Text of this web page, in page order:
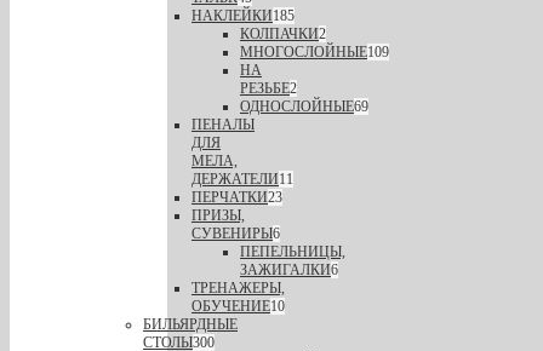
НАКЛЕЙКИ185
КОЛПАЧКИ2
МНОГОСЛОЙНЫЕ109
НА
РЕЗЬБЕ2
ОДНОСЛОЙНЫЕ69
ПЕНАЛЫ
ДЛЯ
МЕЛА,
ДЕРЖАТЕЛИ11
ПЕРЧАТКИ23
ПРИЗЫ,
СУВЕНИРЫ6
ПЕПЕЛЬНИЦЫ,
ЗАЖИГАЛКИ6
ТРЕНАЖЕРЫ,
ОБУЧЕНИЕ10
БИЛЬЯРДНЫЕ
СТОЛЫ300